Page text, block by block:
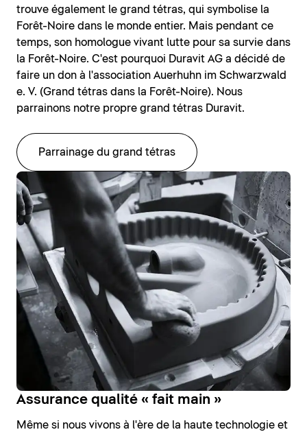
trouve également le grand tétras, qui symbolise la
Forêt-Noire dans le monde entier. Mais pendant ce
temps, son homologue vivant lutte pour sa survie dans
la Forêt-Noire. C'est pourquoi Duravit AG a décidé de
faire un don à l'association Auerhuhn im Schwarzwald
e. V. (Grand tétras dans la Forêt-Noire). Nous
parrainons notre propre grand tétras Duravit.
Parrainage du grand tétras
Assurance qualité « fait main »
Même si nous vivons à l'ère de la haute technologie et